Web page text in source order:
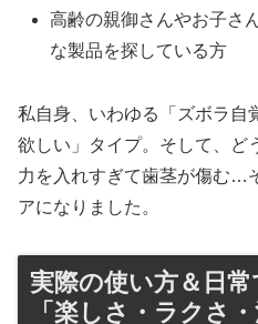
高齢の親御さんやお子さ
な製品を探している方
私自身、いわゆる「ズボラ自
欲しい」タイプ。そして、ど
力を入れすぎて歯茎が傷む…
アになりました。
実際の使い方＆日
「楽しさ・ラクさ